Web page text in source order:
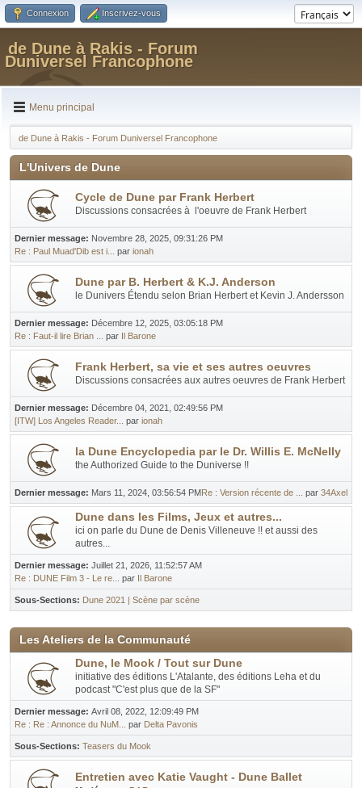
Connexion Inscrivez-vous
de Dune à Rakis - Forum
Duniversel Francophone
Menu principal
de Dune à Rakis - Forum Duniversel Francophone
L'Univers de Dune
Cycle de Dune par Frank Herbert
Discussions consacrées à l'oeuvre de Frank Herbert
Dernier message: Novembre 28, 2025, 09:31:26 PM
Re : Paul Muad'Dib est i...
par ionah
Dune par B. Herbert & K.J. Anderson
le Dunivers Étendu selon Brian Herbert et Kevin J. Andersson
Dernier message: Décembre 12, 2025, 03:05:18 PM
Re : Faut-il lire Brian ...
par Il Barone
Frank Herbert, sa vie et ses autres oeuvres
Discussions consacrées aux autres oeuvres de Frank Herbert
Dernier message: Décembre 04, 2021, 02:49:56 PM
[ITW] Los Angeles Reader...
par ionah
la Dune Encyclopedia par le Dr. Willis E. McNelly
the Authorized Guide to the Duniverse !!
Dernier message: Mars 11, 2024, 03:56:54 PMRe : Version récente de ... par 34Axel
Dune dans les Films, Jeux et autres...
ici on parle du Dune de Denis Villeneuve !! et aussi des
autres...
Dernier message: Juillet 21, 2026, 11:52:57 AM
Re : DUNE Film 3 - Le re...
par Il Barone
Sous-Sections Dune 2021 | Scène par scène
Les Ateliers de la Communauté
Dune, le Mook / Tout sur Dune
initiative des éditions L'Atalante, des éditions Leha et du
podcast "C'est plus que de la SF"
Dernier message: Avril 08, 2022, 12:09:49 PM
Re : Re : Annonce du NuM...
par Delta Pavonis
Sous-Sections Teasers du Mook
Entretien avec Katie Vaught - Dune Ballet